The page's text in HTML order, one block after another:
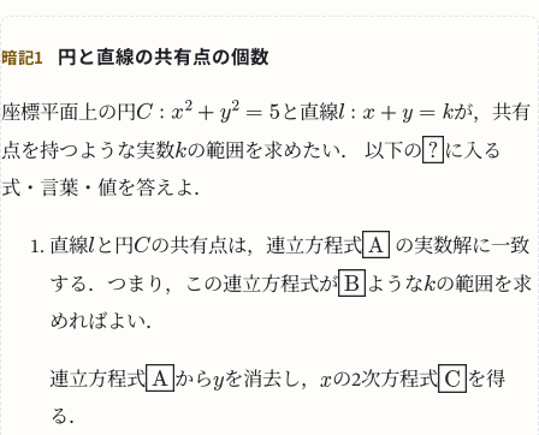
暗記1 円と直線の共有点の個数
座標平面上の円 と直線
が，共有
点を持つような実数
の範囲を求めたい． 以下の
に入る
式・言葉・値を答えよ．
直線 と円 の共有点は，連立方程式
の実数解に一致
する．つまり，この連立方程式が
ような
の範囲を求
めればよい．
連立方程式 から を消去し， の2次方程式
を得
る．